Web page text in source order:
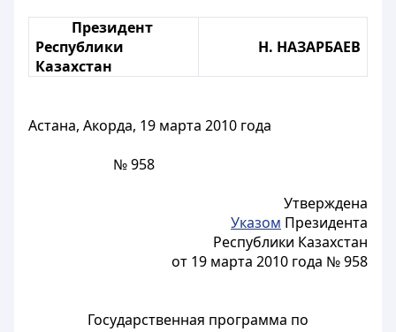
Президент
Республики
Казахстан
Н. НАЗАРБАЕВ
Астана, Акорда, 19 марта 2010 года
№ 958
Утверждена
Указом Президента
Республики Казахстан
от 19 марта 2010 года № 958
Государственная программа по